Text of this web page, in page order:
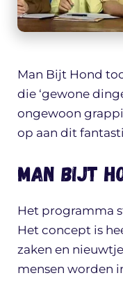
Man Bijt Hond
die ‘gewone
ongewoon
op aan dit
Man Bijt
Het programma
Het concept is
zaken en
mensen worden